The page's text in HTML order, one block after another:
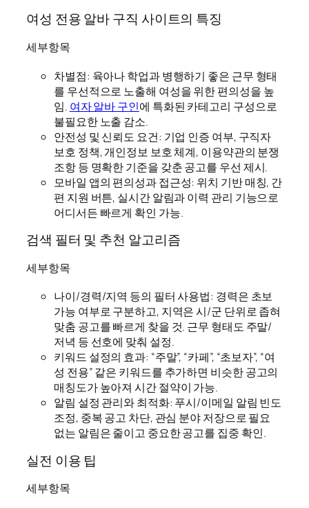
여성 전용 알바 구직 사이트의 특징
세부항목
차별점: 육아나 학업과 병행하기 좋은 근무 형태
를 우선적으로 노출해 여성을 위한 편의성을 높
임. 여자 알바 구인에 특화된 카테고리 구성으로
불필요한 노출 감소.
안전성 및 신뢰도 요건: 기업 인증 여부, 구직자
보호 정책, 개인정보 보호 체계, 이용약관의 분쟁
조항 등 명확한 기준을 갖춘 공고를 우선 제시.
모바일 앱의 편의성과 접근성: 위치 기반 매칭, 간
편 지원 버튼, 실시간 알림과 이력 관리 기능으로
어디서든 빠르게 확인 가능.
검색 필터 및 추천 알고리즘
세부항목
나이/경력/지역 등의 필터 사용법: 경력은 초보
가능 여부로 구분하고, 지역은 시/군 단위로 좁혀
맞춤 공고를 빠르게 찾을 것. 근무 형태도 주말/
저녁 등 선호에 맞춰 설정.
키워드 설정의 효과: “주말”, “카페”, “초보자”, “여
성 전용” 같은 키워드를 추가하면 비슷한 공고의
매칭도가 높아져 시간 절약이 가능.
알림 설정 관리와 최적화: 푸시/이메일 알림 빈도
조정, 중복 공고 차단, 관심 분야 저장으로 필요
없는 알림은 줄이고 중요한 공고를 집중 확인.
실전 이용 팁
세부항목